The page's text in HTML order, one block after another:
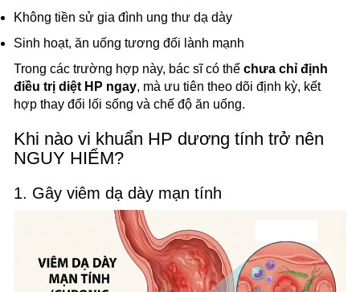
Không tiền sử gia đình ung thư dạ dày
Sinh hoạt, ăn uống tương đối lành mạnh
Trong các trường hợp này, bác sĩ có thể chưa chỉ định
điều trị diệt HP ngay, mà ưu tiên theo dõi định kỳ, kết
hợp thay đổi lối sống và chế độ ăn uống.
Khi nào vi khuẩn HP dương tính trở nên
NGUY HIỂM?
1. Gây viêm dạ dày mạn tính